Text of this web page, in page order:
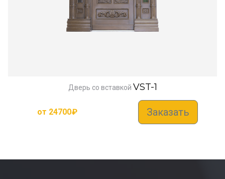
Дверь со вставкой VST-1
от 24700₽ Заказать